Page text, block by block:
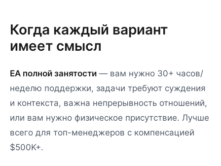
Когда каждый вариант
имеет смысл
EA полной занятости — вам нужно 30+ часов/
неделю поддержки, задачи требуют суждения
и контекста, важна непрерывность отношений,
или вам нужно физическое присутствие. Лучше
всего для топ-менеджеров с компенсацией
$500K+.